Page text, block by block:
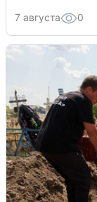
7 августа 0